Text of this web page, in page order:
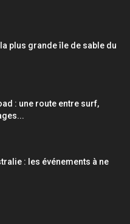
plus grande île de sable du
: une route entre surf,
: les événements à ne